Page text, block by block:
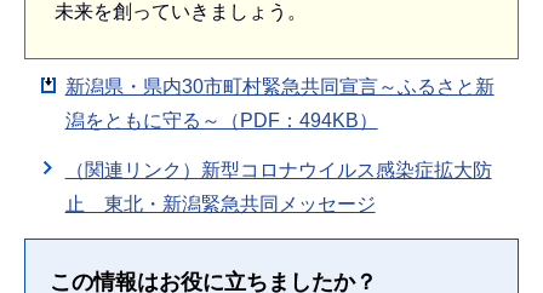
未来を創っていきましょう。
新潟県・県内30市町村緊急共同宣言～ふるさと新
潟をともに守る～（PDF：494KB）
（関連リンク）新型コロナウイルス感染症拡大防
止 東北・新潟緊急共同メッセージ
この情報はお役に立ちましたか？